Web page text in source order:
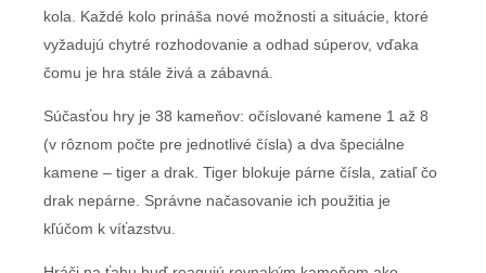
kola. Každé kolo prináša nové možnosti a situácie, ktoré
vyžadujú chytré rozhodovanie a odhad súperov, vďaka
čomu je hra stále živá a zábavná.
Súčasťou hry je 38 kameňov: očíslované kamene 1 až 8
(v rôznom počte pre jednotlivé čísla) a dva špeciálne
kamene – tiger a drak. Tiger blokuje párne čísla, zatiaľ čo
drak nepárne. Správne načasovanie ich použitia je
kľúčom k víťazstvu.